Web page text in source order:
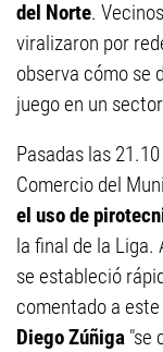
del Norte.
viralizaron por
observa cómo se
juego en un
Pasadas las
Comercio del
el uso de
la final de la Liga.
se estableció
comentado a
Diego Zúñiga "se